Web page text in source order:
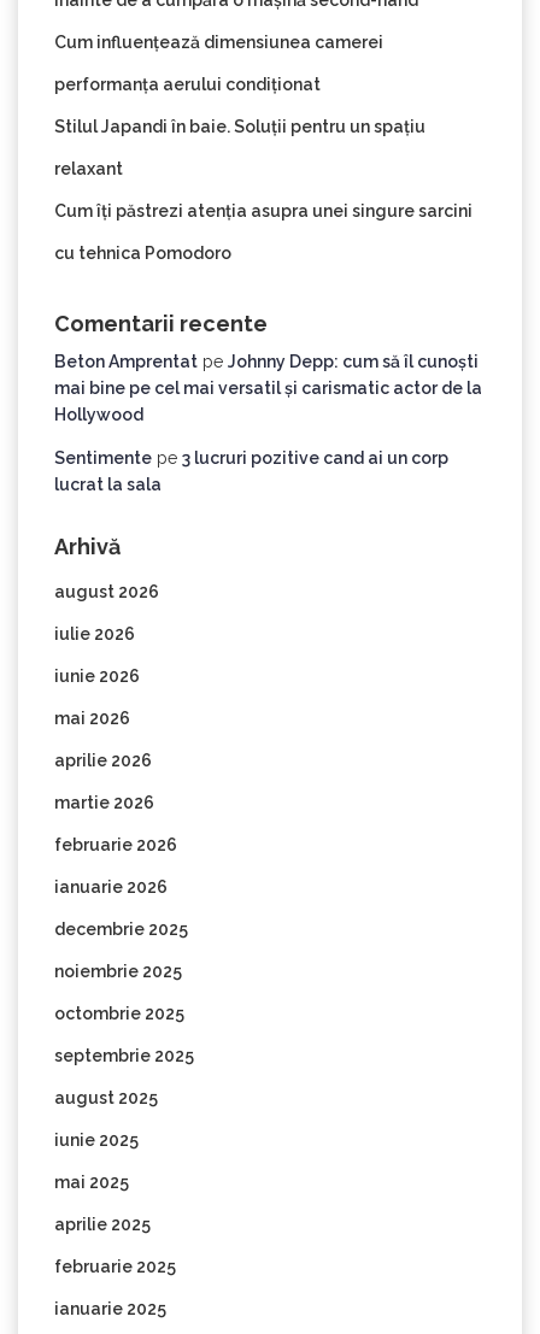
Cum influențează dimensiunea camerei
performanța aerului condiționat
Stilul Japandi în baie. Soluții pentru un spațiu
relaxant
Cum îți păstrezi atenția asupra unei singure sarcini
cu tehnica Pomodoro
Comentarii recente
Beton Amprentat pe Johnny Depp: cum să îl cunoști
mai bine pe cel mai versatil și carismatic actor de la
Hollywood
Sentimente pe 3 lucruri pozitive cand ai un corp
lucrat la sala
Arhivă
august 2026
iulie 2026
iunie 2026
mai 2026
aprilie 2026
martie 2026
februarie 2026
ianuarie 2026
decembrie 2025
noiembrie 2025
octombrie 2025
septembrie 2025
august 2025
iunie 2025
mai 2025
aprilie 2025
februarie 2025
ianuarie 2025